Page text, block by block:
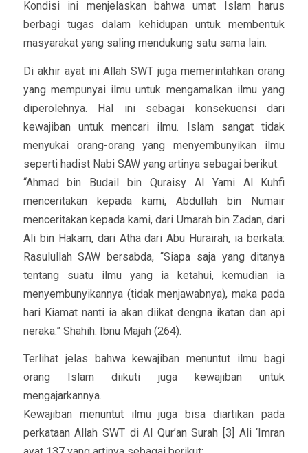
Kondisi ini menjelaskan bahwa umat Islam harus
berbagi tugas dalam kehidupan untuk membentuk
masyarakat yang saling mendukung satu sama lain.
Di akhir ayat ini Allah SWT juga memerintahkan orang
yang mempunyai ilmu untuk mengamalkan ilmu yang
diperolehnya. Hal ini sebagai konsekuensi dari
kewajiban untuk mencari ilmu. Islam sangat tidak
menyukai orang-orang yang menyembunyikan ilmu
seperti hadist Nabi SAW yang artinya sebagai berikut:
“Ahmad bin Budail bin Quraisy Al Yami Al Kuhfi
menceritakan kepada kami, Abdullah bin Numair
menceritakan kepada kami, dari Umarah bin Zadan, dari
Ali bin Hakam, dari Atha dari Abu Hurairah, ia berkata:
Rasulullah SAW bersabda, “Siapa saja yang ditanya
tentang suatu ilmu yang ia ketahui, kemudian ia
menyembunyikannya (tidak menjawabnya), maka pada
hari Kiamat nanti ia akan diikat dengna ikatan dan api
neraka.” Shahih: Ibnu Majah (264).
Terlihat jelas bahwa kewajiban menuntut ilmu bagi
orang Islam diikuti juga kewajiban untuk
mengajarkannya.
Kewajiban menuntut ilmu juga bisa diartikan pada
perkataan Allah SWT di Al Qur’an Surah [3] Ali ‘Imran